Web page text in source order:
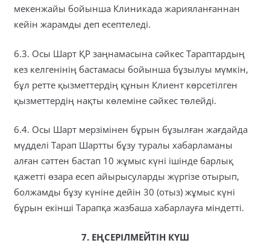
мекенжайы бойынша Клиникада жарияланғаннан
кейін жарамды деп есептеледі.
6.3. Осы Шарт ҚР заңнамасына сәйкес Тараптардың
кез келгенінің бастамасы бойынша бұзылуы мүмкін,
бұл ретте қызметтердің құнын Клиент көрсетілген
қызметтердің нақты көлеміне сәйкес төлейді.
6.4. Осы Шарт мерзімінен бұрын бұзылған жағдайда
мүдделі Тарап Шартты бұзу туралы хабарламаны
алған сәттен бастап 10 жұмыс күні ішінде барлық
қажетті өзара есеп айырысуларды жүргізе отырып,
болжамды бұзу күніне дейін 30 (отыз) жұмыс күні
бұрын екінші Тарапқа жазбаша хабарлауға міндетті.
7. ЕҢСЕРІЛМЕЙТІН КҮШ